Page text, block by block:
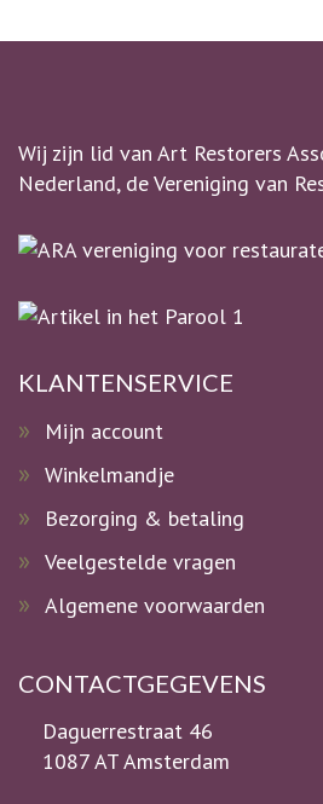
Wij zijn lid van Art Restorers
Nederland, de Vereniging van
KLANTENSERVICE
Mijn account
Winkelmandje
Bezorging & betaling
Veelgestelde vragen
Algemene voorwaarden
CONTACTGEGEVENS
Daguerrestraat 46
1087 AT Amsterdam